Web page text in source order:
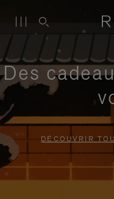
Des
DÉCOUVRIR